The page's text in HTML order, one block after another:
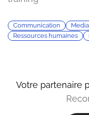
Communication
Ressources humaines
Votre partenaire